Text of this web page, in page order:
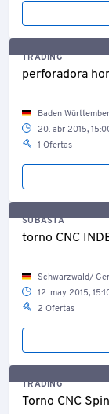
TRADING
perforadora
Baden
20. abr 2015,
1 Ofertas
SUBASTA
torno CNC
Schwarzwald/
12. may 2015,
2 Ofertas
TRADING
Torno CNC